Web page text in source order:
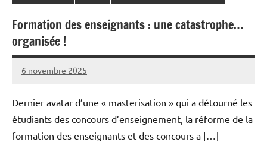
Formation des enseignants : une catastrophe…
organisée !
6 novembre 2025
Snudifo44
Dernier avatar d’une « masterisation » qui a détourné les
étudiants des concours d’enseignement, la réforme de la
formation des enseignants et des concours a […]